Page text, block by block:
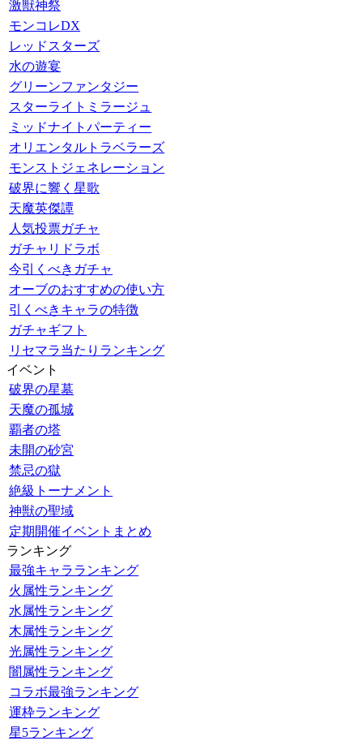
激獣神祭
モンコレDX
レッドスターズ
水の遊宴
グリーンファンタジー
スターライトミラージュ
ミッドナイトパーティー
オリエンタルトラベラーズ
モンストジェネレーション
破界に響く星歌
天魔英傑譚
人気投票ガチャ
ガチャリドラボ
今引くべきガチャ
オーブのおすすめの使い方
引くべきキャラの特徴
ガチャギフト
リセマラ当たりランキング
イベント
破界の星墓
天魔の孤城
覇者の塔
未開の砂宮
禁忌の獄
絶級トーナメント
神獣の聖域
定期開催イベントまとめ
ランキング
最強キャラランキング
火属性ランキング
水属性ランキング
木属性ランキング
光属性ランキング
闇属性ランキング
コラボ最強ランキング
運枠ランキング
星5ランキング